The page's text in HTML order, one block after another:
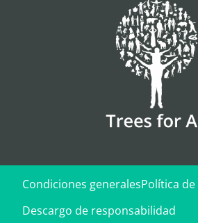
Condiciones generalesPolítica
Descargo de responsabilidad